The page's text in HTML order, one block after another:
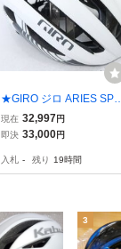
★GIRO ジロ ARIES SPH
ERICAL MIPS ヘルメット
Mサイズ 55-59cm 美品
現在 32,997 円
即決 33,000円
入札 - 残り 19時間
3